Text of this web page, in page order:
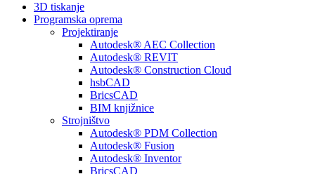
3D tiskanje
Programska oprema
Projektiranje
Autodesk® AEC Collection
Autodesk® REVIT
Autodesk® Construction Cloud
hsbCAD
BricsCAD
BIM knjižnice
Strojništvo
Autodesk® PDM Collection
Autodesk® Fusion
Autodesk® Inventor
BricsCAD